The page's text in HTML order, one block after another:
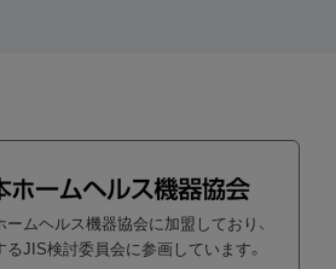
ムヘルス機器協会に加盟しており、
JIS検討委員会に参画しています。